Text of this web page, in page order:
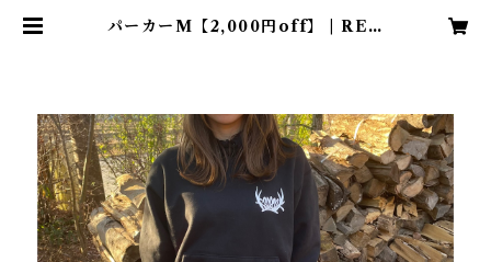
パーカーM【2,000円off】 | RED